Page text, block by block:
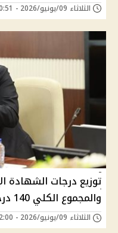
الثلاثاء 09/يونيو/2026 - 10:51 م
والمجموع الكلي 140 درجة
الثلاثاء 09/يونيو/2026 - 02:00 ص